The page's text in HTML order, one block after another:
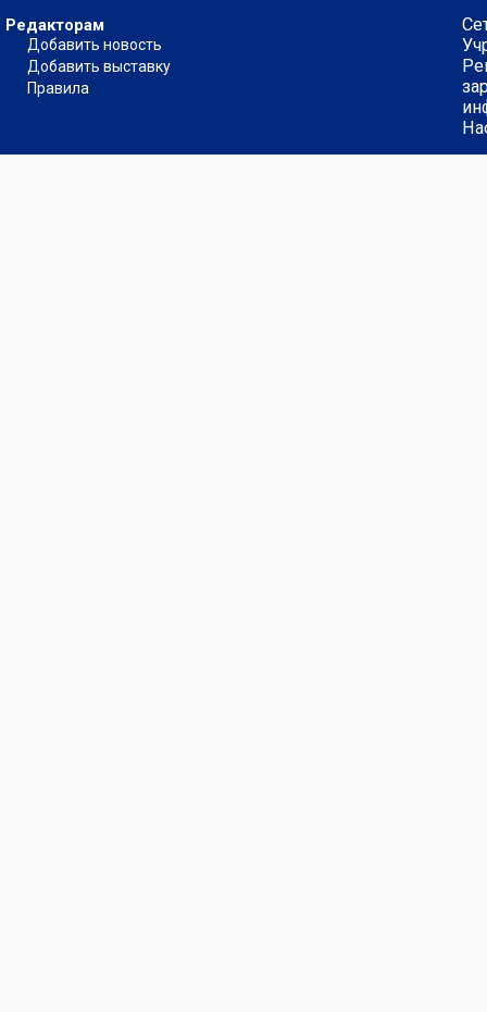
Редакторам
Добавить новость
Добавить выставку
Правила